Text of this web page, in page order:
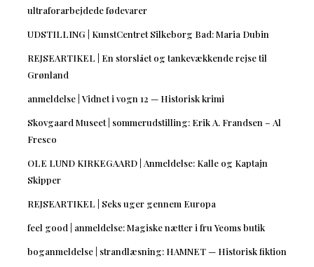
ultraforarbejdede fødevarer
UDSTILLING | KunstCentret Silkeborg Bad: Maria Dubin
REJSEARTIKEL | En storslået og tankevækkende rejse til
Grønland
anmeldelse | Vidnet i vogn 12 — Historisk krimi
Skovgaard Museet | sommerudstilling: Erik A. Frandsen – Al
Fresco
OLE LUND KIRKEGAARD | Anmeldelse: Kalle og Kaptajn
Skipper
REJSEARTIKEL | Seks uger gennem Europa
feel good | anmeldelse: Magiske nætter i fru Yeoms butik
boganmeldelse | strandlæsning: HAMNET — Historisk fiktion